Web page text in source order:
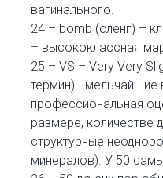
вагинального.
24 – bomb (сленг) –
– высококлассная
25 – VS – Very Very
термин) - мельчайшие
профессиональная
размере, количестве
структурные
минералов). У 50